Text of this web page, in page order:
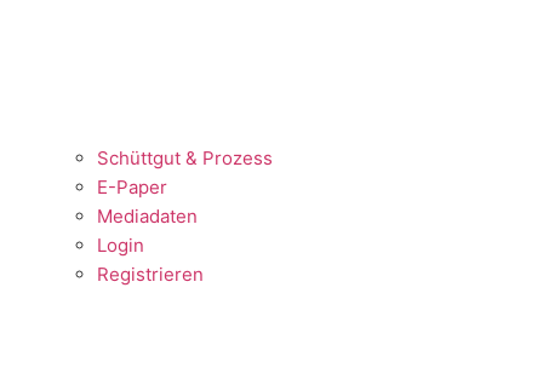
Schüttgut & Prozess
E-Paper
Mediadaten
Login
Registrieren